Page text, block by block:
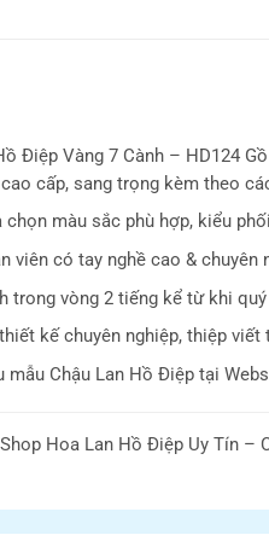
Điệp Vàng 7 Cành – HD124
cấp, sang trọng kèm theo
màu sắc phù hợp, kiểu
viên có tay nghề cao & chuyên
trong vòng 2 tiếng kể từ khi
kế chuyên nghiệp, thiệp viết
mẫu Chậu Lan Hồ Điệp tại
Shop Hoa Lan Hồ Điệp Uy Tín –